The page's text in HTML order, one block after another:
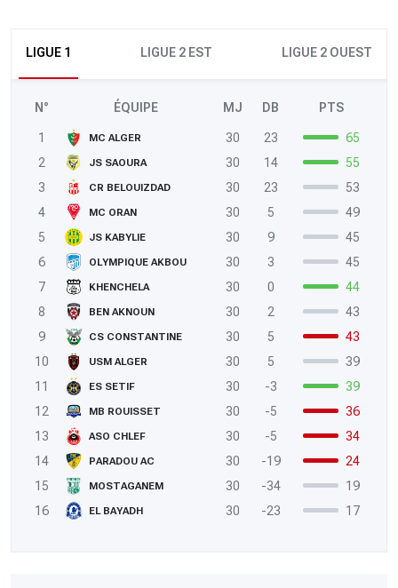
LIGUE 1 LIGUE 2 EST LIGUE 2 OUEST
N° ÉQUIPE MJ DB PTS
1 MC ALGER 30 23
65
2
JS SAOURA 30 14
55
3
CR BELOUIZDAD 30 23
53
4
MC ORAN 30 5
49
5
JS KABYLIE 30 9
45
6
OLYMPIQUE AKBOU 30 3
45
7
KHENCHELA 30 0
44
8
BEN AKNOUN 30 2
43
9
CS CONSTANTINE 30 5
43
10
USM ALGER 30 5
39
11
ES SETIF 30 -3
39
12
MB ROUISSET 30 -5
36
13
ASO CHLEF 30 -5
34
14
PARADOU AC 30 -19
24
15
MOSTAGANEM 30 -34
19
16
EL BAYADH 30 -23 17